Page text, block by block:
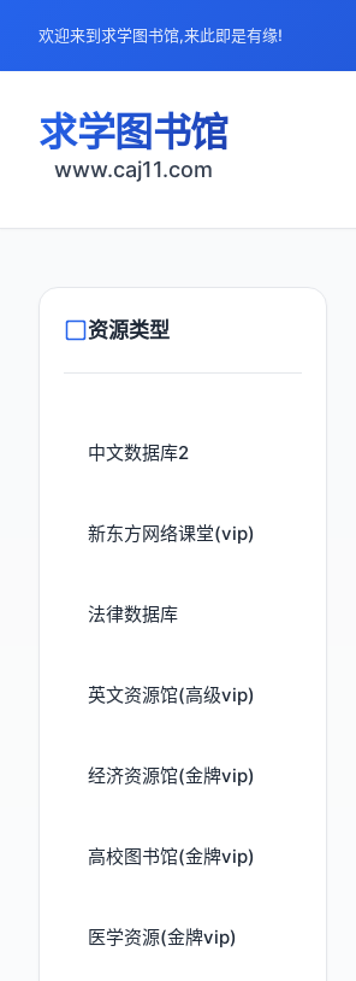
欢迎来到求学图书馆,来此即是有缘!
求学图书馆
www.caj11.com
资源类型
中文数据库2
新东方网络课堂(vip)
法律数据库
英文资源馆(高级vip)
经济资源馆(金牌vip)
高校图书馆(金牌vip)
医学资源(金牌vip)